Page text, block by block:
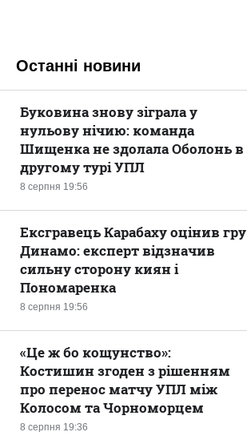
Останні новини
8 серпня 19:56
Буковина знову зіграла у
нульову нічию: команда
Шищенка не здолала Оболонь в
другому турі УПЛ
8 серпня 19:56
Ексгравець Карабаху оцінив гру
Динамо: експерт відзначив
сильну сторону киян і
Пономаренка
8 серпня 19:36
«Це ж бо кощунство»:
Костишин згоден з рішенням
про перенос матчу УПЛ між
Колосом та Чорноморцем